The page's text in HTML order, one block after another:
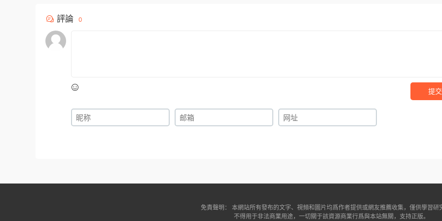
評論 0
提交
免責聲明： 本網站所有發布的文字、視頻和圖片均爲作者提供或網友推薦收集，僅供學習研
不得用于非法商業用途，一切關于該資源商業行爲與本站無關，支持正版。